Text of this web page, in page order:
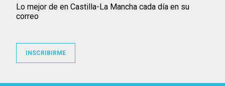
Lo mejor de en Castilla-La Mancha cada día en su
correo
INSCRIBIRME